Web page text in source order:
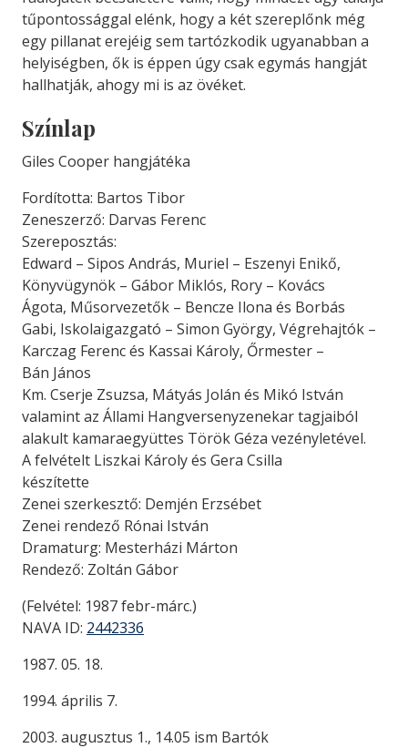
tűpontossággal elénk, hogy a két szereplőnk még
egy pillanat erejéig sem tartózkodik ugyanabban a
helyiségben, ők is éppen úgy csak egymás hangját
hallhatják, ahogy mi is az övéket.
Színlap
Giles Cooper hangjátéka
Fordította: Bartos Tibor
Zeneszerző: Darvas Ferenc
Szereposztás:
Edward – Sipos András, Muriel – Eszenyi Enikő,
Könyvügynök – Gábor Miklós, Rory – Kovács
Ágota, Műsorvezetők – Bencze Ilona és Borbás
Gabi, Iskolaigazgató – Simon György, Végrehajtók –
Karczag Ferenc és Kassai Károly, Őrmester –
Bán János
Km. Cserje Zsuzsa, Mátyás Jolán és Mikó István
valamint az Állami Hangversenyzenekar tagjaiból
alakult kamaraegyüttes Török Géza vezényletével.
A felvételt Liszkai Károly és Gera Csilla
készítette
Zenei szerkesztő: Demjén Erzsébet
Zenei rendező Rónai István
Dramaturg: Mesterházi Márton
Rendező: Zoltán Gábor
(Felvétel: 1987 febr-márc.)
NAVA ID: 2442336
1987. 05. 18.
1994. április 7.
2003. augusztus 1., 14.05 ism Bartók